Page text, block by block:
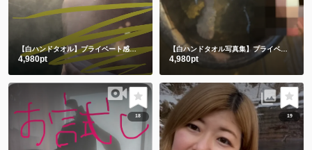
【白ハンドタオル】プライベート感満載の貸切露天風呂で撮影したよ🫣💕後編
4,980pt 4,980pt
18 19